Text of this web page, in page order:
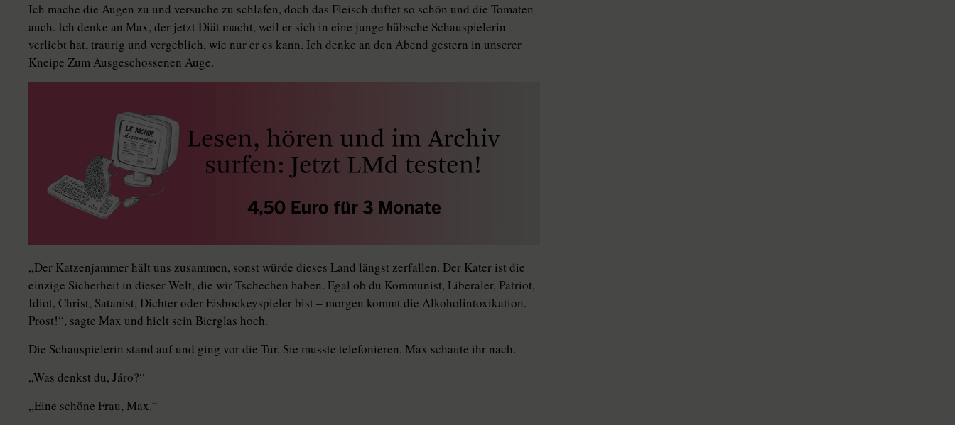
Ich mache die Augen zu und versuche zu schlafen, doch das Fleisch duftet so schön und die Tomaten
auch. Ich denke an Max, der jetzt Diät macht, weil er sich in eine junge hübsche Schauspielerin
verliebt hat, traurig und vergeblich, wie nur er es kann. Ich denke an den Abend gestern in unserer
Kneipe Zum Ausgeschossenen Auge.
„Der Katzenjammer hält uns zusammen, sonst würde dieses Land längst zerfallen. Der Kater ist die
einzige Sicherheit in dieser Welt, die wir Tschechen haben. Egal ob du Kommunist, Liberaler, Patriot,
Idiot, Christ, Satanist, Dichter oder Eishockeyspieler bist – morgen kommt die Alkoholintoxikation.
Prost!“, sagte Max und hielt sein Bierglas hoch.
Die Schauspielerin stand auf und ging vor die Tür. Sie musste telefonieren. Max schaute ihr nach.
„Was denkst du, Járo?“
„Eine schöne Frau, Max.“